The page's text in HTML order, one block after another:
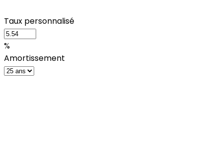
Taux personnalisé
%
Amortissement